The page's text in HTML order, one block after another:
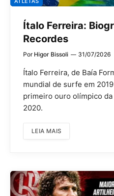
Ítalo Ferreira:
Recordes
Por Higor Bissoli 31/07/2026
Ítalo Ferreira, de Baía
mundial de surfe em
primeiro ouro olímpico
2020.
LEIA MAIS